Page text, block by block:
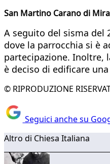
San Martino Carano di
A seguito del sisma del
dove la parrocchia si è
partecipazione. Inoltre,
è deciso di edificare
© RIPRODUZIONE
Seguici anche su
Altro di Chiesa Italiana